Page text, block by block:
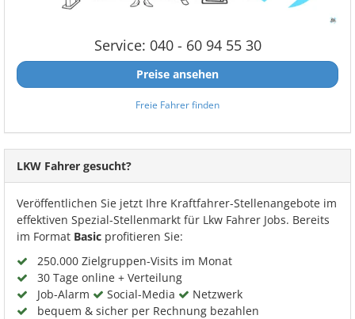
Service: 040 - 60 94 55 30
Preise ansehen
Freie Fahrer finden
LKW Fahrer gesucht?
Veröffentlichen Sie jetzt Ihre Kraftfahrer-Stellenangebote im
effektiven Spezial-Stellenmarkt für Lkw Fahrer Jobs. Bereits
im Format Basic profitieren Sie:
250.000 Zielgruppen-Visits im Monat
30 Tage online + Verteilung
Job-Alarm
Social-Media
Netzwerk
bequem & sicher per Rechnung bezahlen